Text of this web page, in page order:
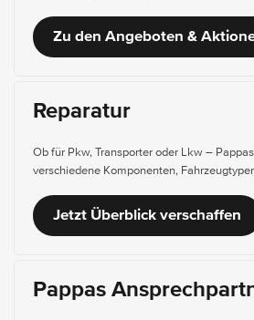
Zu den Angeboten &
Reparatur
Ob für Pkw, Transporter oder Lkw –
verschiedene Komponenten,
Jetzt Überblick verschaffen
Pappas